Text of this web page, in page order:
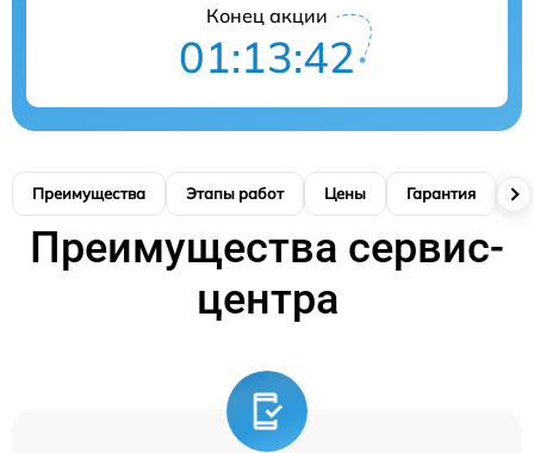
Конец акции
01:13:41
Преимущества Этапы работ Цены Гарантия
Преимущества сервис-
центра